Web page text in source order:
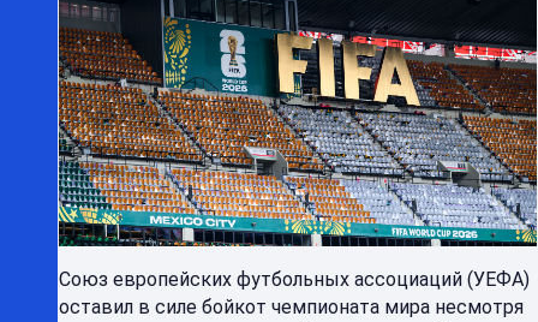
Союз европейских футбольных ассоциаций (УЕФА)
оставил в силе бойкот чемпионата мира несмотря